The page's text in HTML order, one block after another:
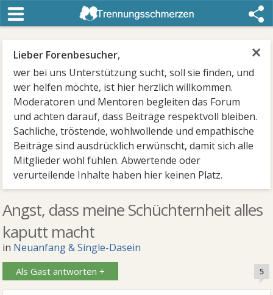
×
Lieber Forenbesucher,
wer bei uns Unterstützung sucht, soll sie finden, und
wer helfen möchte, ist hier herzlich willkommen.
Moderatoren und Mentoren begleiten das Forum
und achten darauf, dass Beiträge respektvoll bleiben.
Sachliche, tröstende, wohlwollende und empathische
Beiträge sind ausdrücklich erwünscht, damit sich alle
Mitglieder wohl fühlen. Abwertende oder
verurteilende Inhalte haben hier keinen Platz.
Angst, dass meine Schüchternheit alles
kaputt macht
in Neuanfang & Single-Dasein
Als Gast antworten + 5